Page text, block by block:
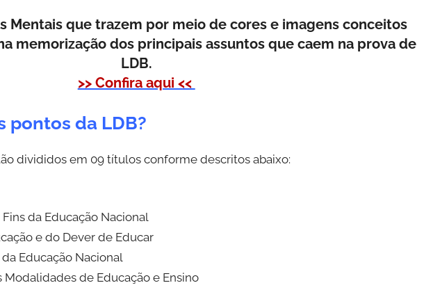
Mentais que trazem por meio de cores e imagens conceitos
memorização dos principais assuntos que caem na prova de
LDB.
>> Confira aqui <<
pontos da LDB?
divididos em 09 títulos conforme descritos abaixo:
da Educação Nacional
e do Dever de Educar
Educação Nacional
Modalidades de Educação e Ensino